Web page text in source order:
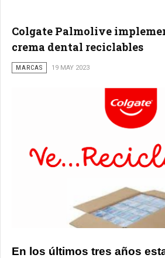
Colgate Palmolive
crema dental reciclables
MARCAS 19 MAY 2023
En los últimos tres años